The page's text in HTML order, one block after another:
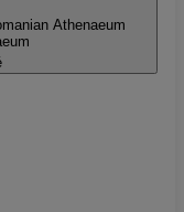
Athenaeum